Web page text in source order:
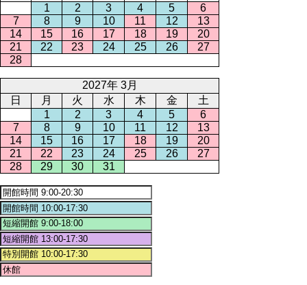
1
2 3 4 5
6
7
8 9 10 11 12
13
14
15 16 17 18 19
20
21
22 23 24 25 26
27
28
2027年 3月
日
月 火 水 木 金
土
1
2 3 4 5
6
7
8 9 10 11 12
13
14
15 16 17 18 19
20
21
22 23 24 25 26
27
28
29 30 31